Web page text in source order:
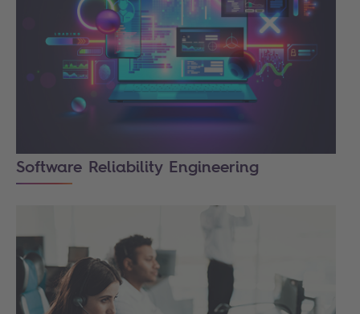
Software Reliability Engineering